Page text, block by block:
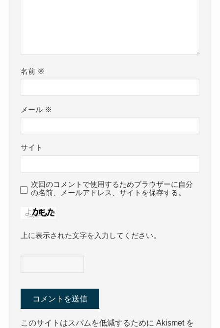
名前 ※
メール ※
サイト
次回のコメントで使用するためブラウザーに自分
の名前、メールアドレス、サイトを保存する。
上に表示された文字を入力してください。
このサイトはスパムを低減するために Akismet を